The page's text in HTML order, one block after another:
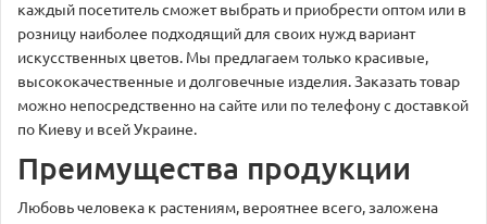
каждый посетитель сможет выбрать и приобрести оптом или в
розницу наиболее подходящий для своих нужд вариант
искусственных цветов. Мы предлагаем только красивые,
высококачественные и долговечные изделия. Заказать товар
можно непосредственно на сайте или по телефону с доставкой
по Киеву и всей Украине.
Преимущества продукции
Любовь человека к растениям, вероятнее всего, заложена